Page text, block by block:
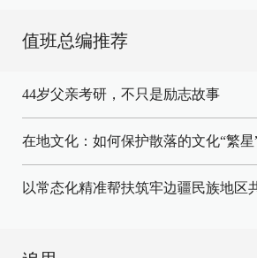
值班总编推荐
44岁父亲考研，不只是励志故事
在地文化：如何保护散落的文化“繁星
以常态化精准帮扶筑牢边疆民族地区